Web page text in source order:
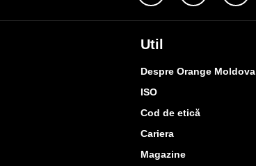
Util
Despre Orange Moldova
ISO
Cod de etică
Cariera
Magazine